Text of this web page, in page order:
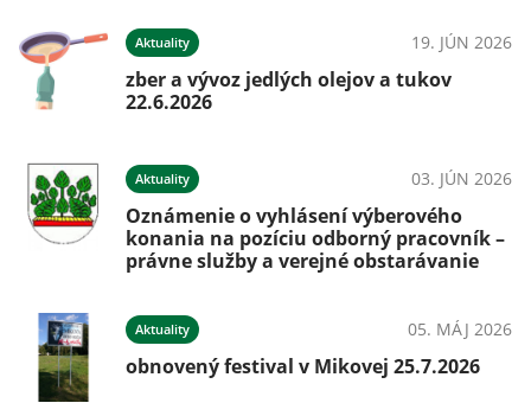
Aktuality 19. JÚN 2026
zber a vývoz jedlých olejov a tukov
22.6.2026
Aktuality 03. JÚN 2026
Oznámenie o vyhlásení výberového
konania na pozíciu odborný pracovník –
právne služby a verejné obstarávanie
Aktuality 05. MÁJ 2026
obnovený festival v Mikovej 25.7.2026